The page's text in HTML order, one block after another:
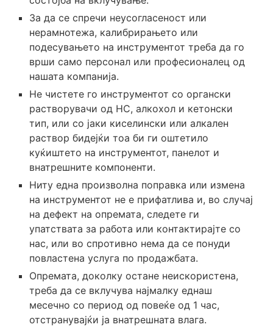
За да се спречи неусогласеност или
нерамнотежа, калибрирањето или
подесувањето на инструментот треба да го
врши само персонал или професионалец од
нашата компанија.
Не чистете го инструментот со органски
растворувачи од HC, алкохол и кетонски
тип, или со јаки киселински или алкален
раствор бидејќи тоа би ги оштетило
куќиштето на инструментот, панелот и
внатрешните компоненти.
Ниту една произволна поправка или измена
на инструментот не е прифатлива и, во случај
на дефект на опремата, следете ги
упатствата за работа или контактирајте со
нас, или во спротивно нема да се понуди
повластена услуга по продажбата.
Опремата, доколку остане неискористена,
треба да се вклучува најмалку еднаш
месечно со период од повеќе од 1 час,
отстранувајќи ја внатрешната влага.